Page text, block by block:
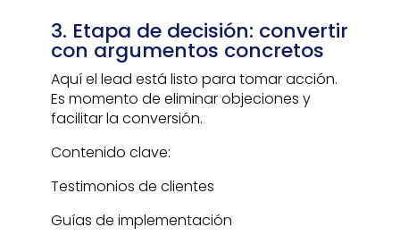
3. Etapa de decisión: convertir
con argumentos concretos
Aquí el lead está listo para tomar acción.
Es momento de eliminar objeciones y
facilitar la conversión.
Contenido clave:
Testimonios de clientes
Guías de implementación